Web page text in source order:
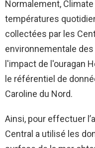
Normalement,
températures
collectées par les
environnementale
l'impact de l'ouragan
le référentiel de
Caroline du Nord.
Ainsi, pour effectuer
Central a utilisé les